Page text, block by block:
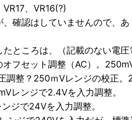
、VR16(?)
、確認はしていませんので、あ
ところは、（記載のない電圧
オフセット調整（AC）。
調整？250ｍVレンジの校正。
レンジで2.4Vを入力調整。
ジで24Vを入力調整。